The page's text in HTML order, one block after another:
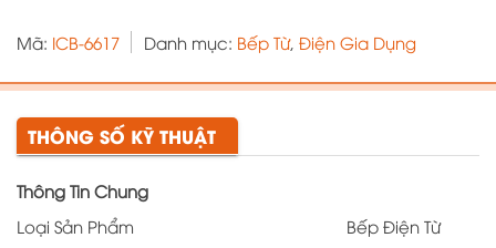
Mã: ICB-6617 Danh mục: Bếp Từ, Điện Gia Dụng
THÔNG SỐ KỸ THUẬT
Thông Tin Chung
Loại Sản Phẩm Bếp Điện Từ